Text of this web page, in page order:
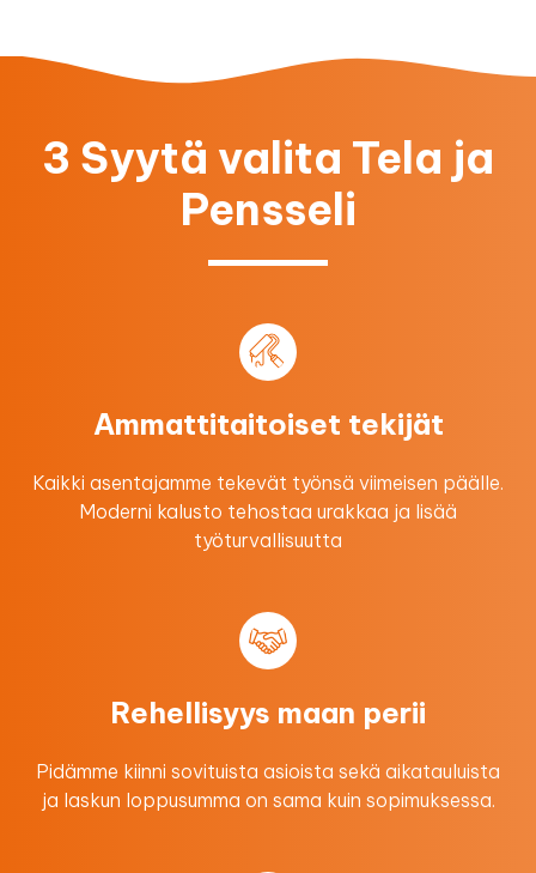
3 Syytä valita Tela ja
Pensseli
Ammattitaitoiset tekijät
Kaikki asentajamme tekevät työnsä viimeisen päälle.
Moderni kalusto tehostaa urakkaa ​ja lisää
työturvallisuutta
Rehellisyys maan perii
Pidämme kiinni sovituista asioista sekä aikatauluista
ja laskun loppusumma on sama kuin sopimuksessa.